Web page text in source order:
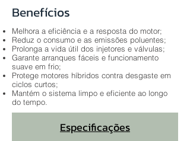
Benefícios
Melhora a eficiência e a resposta do motor;
Reduz o consumo e as emissões poluentes;
Prolonga a vida útil dos injetores e válvulas;
Garante arranques fáceis e funcionamento
suave em frio;
Protege motores híbridos contra desgaste em
ciclos curtos;
Mantém o sistema limpo e eficiente ao longo
do tempo.
Especificações